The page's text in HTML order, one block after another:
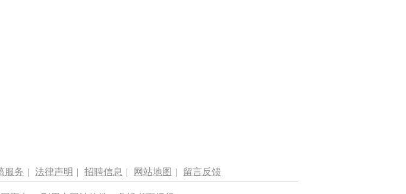
服务 | 法律声明 | 招聘信息 | 网站地图 | 留言反馈